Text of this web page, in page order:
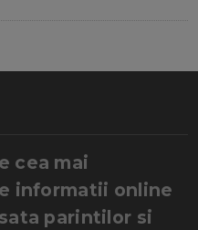
cea mai
informatii online
parintilor si